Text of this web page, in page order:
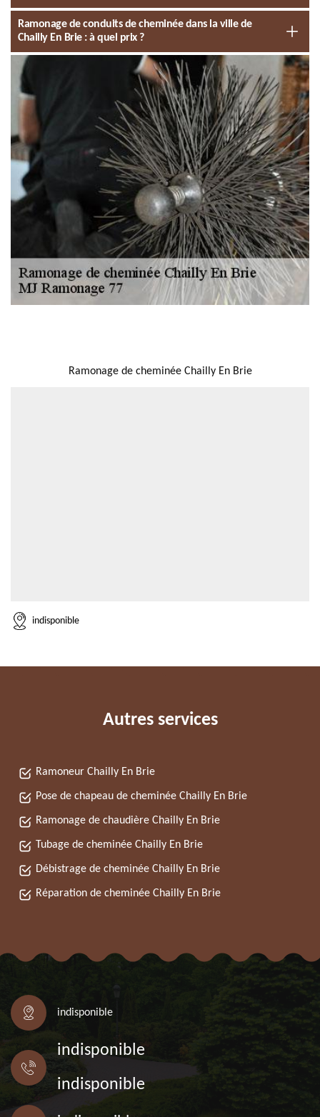
Ramonage de conduits de cheminée dans la ville de
Chailly En Brie : à quel prix ?
Ramonage de cheminée Chailly En Brie
indisponible
Autres services
Ramoneur Chailly En Brie
Pose de chapeau de cheminée Chailly En Brie
Ramonage de chaudière Chailly En Brie
Tubage de cheminée Chailly En Brie
Débistrage de cheminée Chailly En Brie
Réparation de cheminée Chailly En Brie
indisponible
indisponible
indisponible